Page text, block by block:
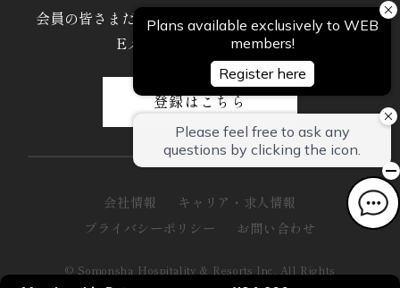
会員の皆さまだけにご優待やプロモーション情報を
Eメールでお届けします。
登録はこちら
会社情報
キャリア・求人情報
プライバシーポリシー
お問い合わせ
© Somonsha Hospitality & Resorts Inc. All Rights